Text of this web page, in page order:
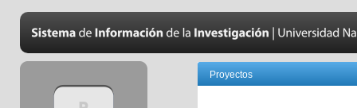
Proyectos